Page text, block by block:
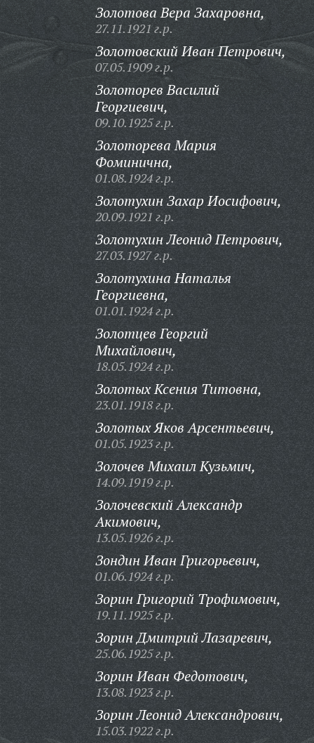
Золотова Вера Захаровна,
27.11.1921 г.р.
Золотовский Иван Петрович,
07.05.1909 г.р.
Золоторев Василий
Георгиевич,
09.10.1925 г.р.
Золоторева Мария
Фоминична,
01.08.1924 г.р.
Золотухин Захар Иосифович,
20.09.1921 г.р.
Золотухин Леонид Петрович,
27.03.1927 г.р.
Золотухина Наталья
Георгиевна,
01.01.1924 г.р.
Золотцев Георгий
Михайлович,
18.05.1924 г.р.
Золотых Ксения Титовна,
23.01.1918 г.р.
Золотых Яков Арсентьевич,
01.05.1923 г.р.
Золочев Михаил Кузьмич,
14.09.1919 г.р.
Золочевский Александр
Акимович,
13.05.1926 г.р.
Зондин Иван Григорьевич,
01.06.1924 г.р.
Зорин Григорий Трофимович,
19.11.1925 г.р.
Зорин Дмитрий Лазаревич,
25.06.1925 г.р.
Зорин Иван Федотович,
13.08.1923 г.р.
Зорин Леонид Александрович,
15.03.1922 г.р.